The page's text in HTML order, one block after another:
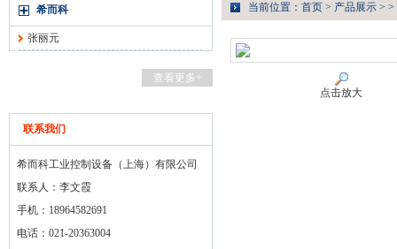
希而科
张丽元
查看更多+
联系我们
希而科工业控制设备（上海）有限公司
联系人：李文霞
手机：18964582691
电话：021-20363004
当前位置： 首页 > 产品展示 > >
点击放大